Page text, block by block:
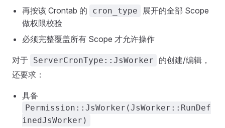
再按该 Crontab 的
cron_type
展开的全部 Scope
做权限校验
必须完整覆盖所有 Scope 才允许操作
对于 ServerCronType::JsWorker
的创建/编辑，
还要求：
具备
Permission::JsWorker(JsWorker::RunDef
inedJsWorker)